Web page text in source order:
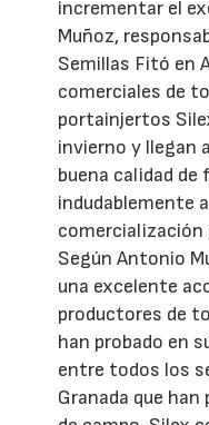
incrementar el
Muñoz,
Semillas Fitó en
comerciales de
portainjertos
invierno y llegan
buena calidad de
indudablemente
comercialización
Según Antonio
una excelente
productores de
han probado en
entre todos los
Granada que